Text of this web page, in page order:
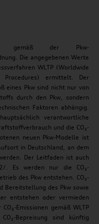
gemäß der Pkw-
Die angegebenen Werte
WLTP (Worldwide
Procedures) ermittelt. Der
eines Pkw sind nicht nur von
durch den Pkw, sondern
Faktoren abhängig.
verantwortliche
und die CO₂-
neuen Pkw-Modelle ist
in Deutschland, an dem
Der Leitfaden ist auch
. Es werden nur die CO₂-
des Pkw entstehen. CO₂-
Bereitstellung des Pkw sowie
entstehen oder vermieden
Emissionen gemäß WLTP
Bepreisung sind künftig